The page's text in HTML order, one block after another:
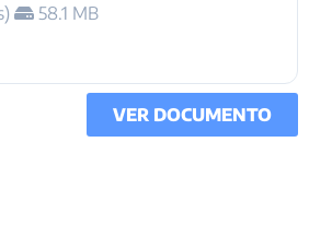
58.1 MB
VER DOCUMENTO